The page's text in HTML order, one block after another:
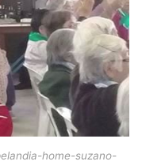
home-suzano-